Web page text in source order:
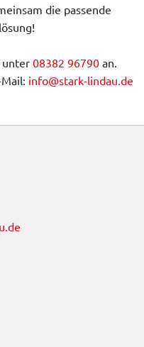
die passende
unter08382 96790 an.
info@stark-lindau.de